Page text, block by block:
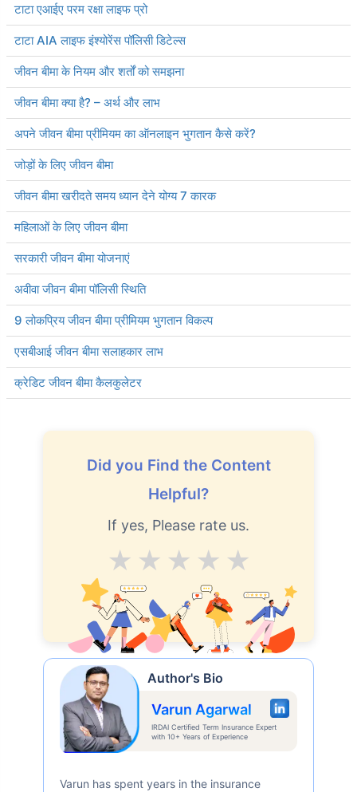
टाटा एआईए परम रक्षा लाइफ प्रो
टाटा AIA लाइफ इंश्योरेंस पॉलिसी डिटेल्स
जीवन बीमा के नियम और शर्तों को समझना
जीवन बीमा क्या है? – अर्थ और लाभ
अपने जीवन बीमा प्रीमियम का ऑनलाइन भुगतान कैसे करें?
जोड़ों के लिए जीवन बीमा
जीवन बीमा खरीदते समय ध्यान देने योग्य 7 कारक
महिलाओं के लिए जीवन बीमा
सरकारी जीवन बीमा योजनाएं
अवीवा जीवन बीमा पॉलिसी स्थिति
9 लोकप्रिय जीवन बीमा प्रीमियम भुगतान विकल्प
एसबीआई जीवन बीमा सलाहकार लाभ
क्रेडिट जीवन बीमा कैलकुलेटर
Did you Find the Content
Helpful?
If yes, Please rate us.
Excellent
V.Good
Good
Average
Author's Bio
Varun Agarwal
IRDAI Certified Term Insurance Expert
with 10+ Years of Experience
Varun has spent years in the insurance